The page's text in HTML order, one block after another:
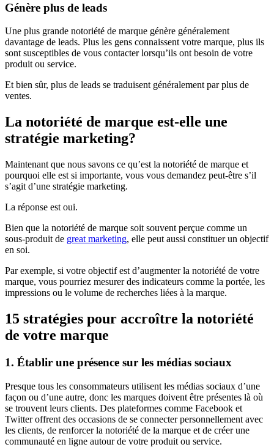
Génère plus de leads
Une plus grande notoriété de marque génère généralement
davantage de leads. Plus les gens connaissent votre marque, plus ils
sont susceptibles de vous contacter lorsqu’ils ont besoin de votre
produit ou service.
Et bien sûr, plus de leads se traduisent généralement par plus de
ventes.
La notoriété de marque est-elle une
stratégie marketing?
Maintenant que nous savons ce qu’est la notoriété de marque et
pourquoi elle est si importante, vous vous demandez peut‑être s’il
s’agit d’une stratégie marketing.
La réponse est oui.
Bien que la notoriété de marque soit souvent perçue comme un
sous-produit de great marketing, elle peut aussi constituer un objectif
en soi.
Par exemple, si votre objectif est d’augmenter la notoriété de votre
marque, vous pourriez mesurer des indicateurs comme la portée, les
impressions ou le volume de recherches liées à la marque.
15 stratégies pour accroître la notoriété
de votre marque
1. Établir une présence sur les médias sociaux
Presque tous les consommateurs utilisent les médias sociaux d’une
façon ou d’une autre, donc les marques doivent être présentes là où
se trouvent leurs clients. Des plateformes comme Facebook et
Twitter offrent des occasions de se connecter personnellement avec
les clients, de renforcer la notoriété de la marque et de créer une
communauté en ligne autour de votre produit ou service.